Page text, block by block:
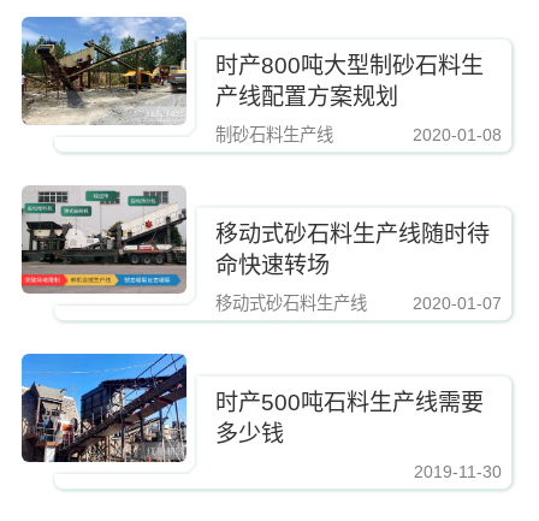
https://www.zhishaji.cn/Upload/Editor/image/
时产800吨大型制砂石料生
产线配置方案规划
制砂石料生产线 2020-01-08
https://www.zhishaji.cn/Upload/Editor/image/
移动式砂石料生产线随时待
命快速转场
移动式砂石料生产线 2020-01-07
https://www.zhishaji.cn/Upload/Editor/image/
时产500吨石料生产线需要
多少钱
2019-11-30